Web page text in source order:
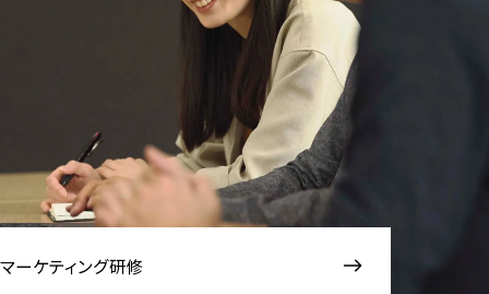
マーケティング研修